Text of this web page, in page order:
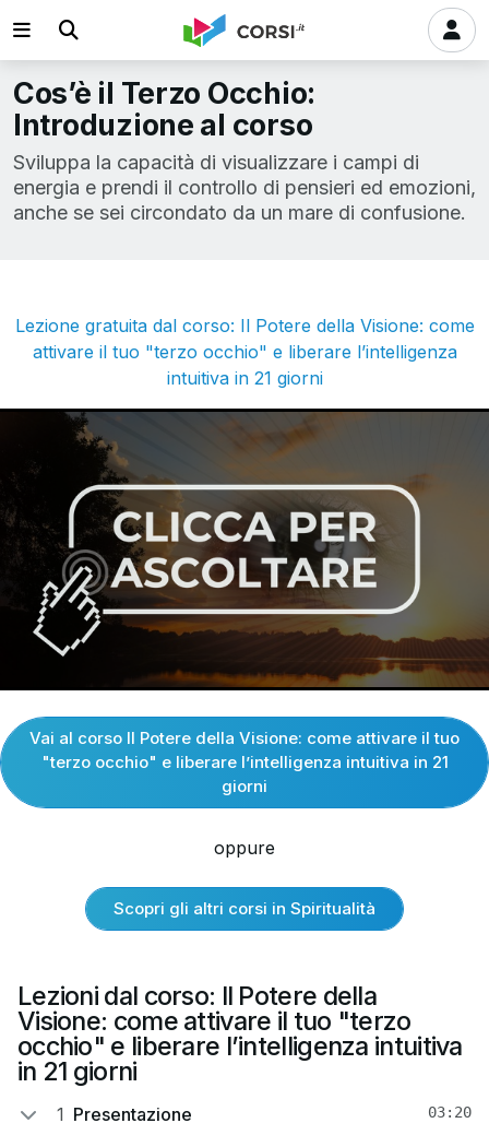
Cos’è il Terzo Occhio:
Introduzione al corso
Sviluppa la capacità di visualizzare i campi di
energia e prendi il controllo di pensieri ed emozioni,
anche se sei circondato da un mare di confusione.
Lezione gratuita dal corso: Il Potere della Visione: come
attivare il tuo "terzo occhio" e liberare l’intelligenza
intuitiva in 21 giorni
Vai al corso Il Potere della Visione: come attivare il tuo
"terzo occhio" e liberare l’intelligenza intuitiva in 21
giorni
oppure
Scopri gli altri corsi in Spiritualità
Lezioni dal corso: Il Potere della
Visione: come attivare il tuo "terzo
occhio" e liberare l’intelligenza intuitiva
in 21 giorni
1 Presentazione 03:20